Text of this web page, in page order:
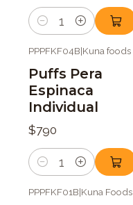
Cantidad
PPPFKF04B|Kuna foods
Puffs Pera
Espinaca
Individual
$790
Cantidad
PPPFKF01B|Kuna Foods